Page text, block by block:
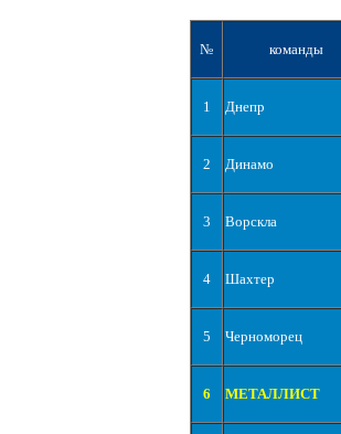
№ команды
1 Днепр
2 Динамо
3 Ворскла
4 Шахтер
5 Черноморец
6 МЕТАЛЛИСТ